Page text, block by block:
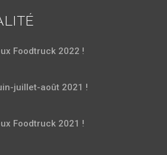
Foodtruck 2022 !
juillet-août 2021 !
Foodtruck 2021 !